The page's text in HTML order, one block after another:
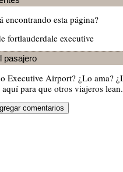
encontrando esta página?
fortlauderdale executive
pasajero
Executive Airport? ¿Lo ama?
para que otros viajeros lean.